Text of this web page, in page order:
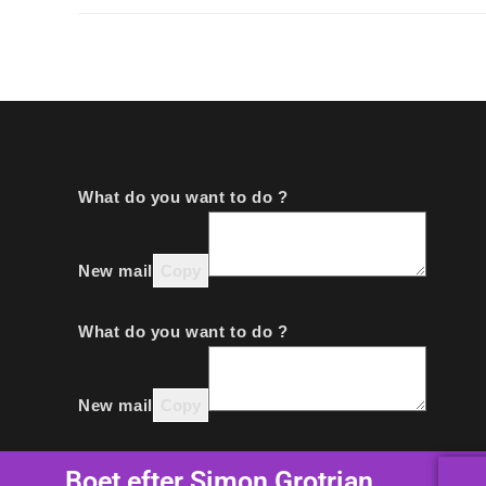
What do you want to do ?
New mail
What do you want to do ?
New mail